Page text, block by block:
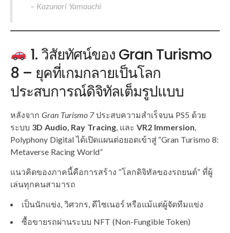
– Kazunori Yamauchi
1. วิสัยทัศน์ของ Gran Turismo
8 – ยุคที่เกมกลายเป็นโลก
ประสบการณ์ดิจิทัลเต็มรูปแบบ
หลังจาก Gran Turismo 7ประสบความสำเร็จบน PS5 ด้วย
ระบบ 3D Audio, Ray Tracing , และ VR2 Immersion
Polyphony Digital ได้เปิดแผนต่อยอดเข้าสู่ “Gran Turismo 8:
Metaverse Racing World”
แนวคิดของภาคนี้คือการสร้าง “โลกดิจิทัลของรถยนต์” ที่ผู้
เล่นทุกคนสามารถ
เป็นนักแข่ง, วิศวกร, ดีไซเนอร์ หรือแม้แต่ผู้จัดทีมแข่ง
ซื้อขายรถผ่านระบบ NFT (Non-Fungible Token)